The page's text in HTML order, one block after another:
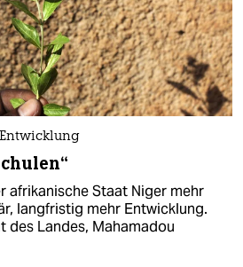
afrikanische Staat Niger mehr
langfristig mehr Entwicklung.
des Landes, Mahamadou